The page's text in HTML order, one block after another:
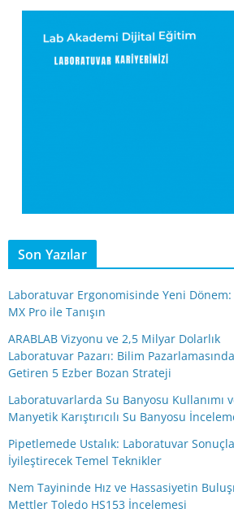
Son Yazılar
Laboratuvar Ergonomisinde Yeni Dönem:
MX Pro ile Tanışın
ARABLAB Vizyonu ve 2,5 Milyar Dolarlık
Laboratuvar Pazarı: Bilim
Getiren 5 Ezber Bozan Strateji
Laboratuvarlarda Su Banyosu Kullanımı
Manyetik Karıştırıcılı Su Banyosu
Pipetlemede Ustalık: Laboratuvar
İyileştirecek Temel Teknikler
Nem Tayininde Hız ve Hassasiyetin
Mettler Toledo HS153 İncelemesi